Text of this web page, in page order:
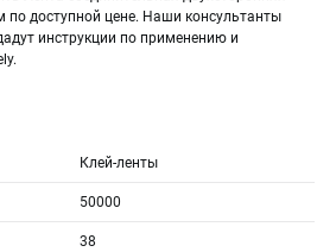
по доступной цене. Наши консультанты
инструкции по применению и
Клей-ленты
50000
38